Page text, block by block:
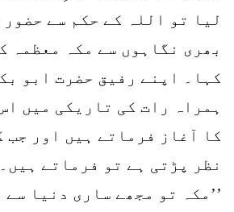
لیا تو اللہ کے حکم سے
بھری نگاہوں سے مکہ معظمہ
کہا۔ اپنے رفیق حضرت ابو
ہمراہ رات کی تاریکی میں
کا آغاز فرماتے ہیں اور جب
نظر پڑتی ہے تو فرماتے ہیں۔
’’مکہ تو مجھے ساری دنیا سے